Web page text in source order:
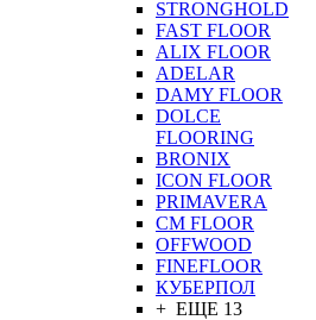
STRONGHOLD
FAST FLOOR
ALIX FLOOR
ADELAR
DAMY FLOOR
DOLCE
FLOORING
BRONIX
ICON FLOOR
PRIMAVERA
CM FLOOR
OFFWOOD
FINEFLOOR
КУБЕРПОЛ
+ ЕЩЕ 13